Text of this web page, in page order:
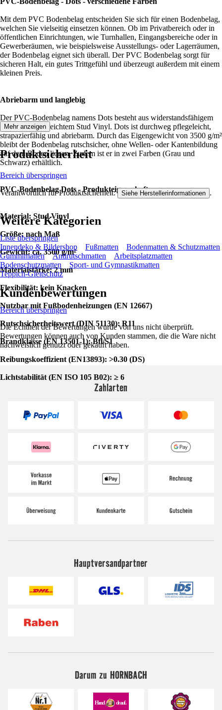
Mit dem PVC Bodenbelag entscheiden Sie sich für einen Bodenbelag,
welchen Sie vielseitig einsetzen können. Ob im Privatbereich oder in
öffentlichen Einrichtungen, wie Turnhallen, Eingangsbereiche oder in
Gewerberäumen, wie beispielsweise Ausstellungs- oder Lagerräumen,
der Bodenbelag eignet sich überall. Der PVC Bodenbelag sorgt für
sicheren Halt, ein gutes Trittgefühl und überzeugt außerdem mit einem
kleinen Preis.
Abriebarm und langlebig
Der PVC-Bodenbelag namens Dots besteht aus widerstandsfähigem
und sehr pflegeleichtem Stud Vinyl. Dots ist durchweg pflegeleicht,
strapazierfähig und abriebarm. Durch das Eigengewicht von 3500 g/m²
bleibt der Bodenbelag rutschsicher, ohne Wellen- oder Kantenbildung
auf dem Boden liegen. Zudem ist er in zwei Farben (Grau und
Schwarz) erhältlich.
PVC-Bodenbelag Dots - Produkteigenschaften:
Material: Stud Vinyl
Größe: nach Maß
Gewicht: ca. 3500 g/m²
Materialstärke: 2 mm
Flexibilität: kein Knacken
Nutzbar mit Fußbodenheizungen (EN 12667)
Rutschsicherheitswert (DIN 51130): R11
Brandklasse (EN 13501-1): Bfl/S1
Reibungskoeffizient (EN13893): >0.30 (DS)
Lichtstabilität (EN ISO 105 B02): ≥ 6
Mehr anzeigen
Produktsicherheit
Bereich überspringen
Verantwortlich für Produktsicherheit: Siehe Herstellerinformationen .
Weitere Kategorien
Liste überspringen
Innendeko & Bildershop
Fußmatten
Bodenmatten & Schutzmatten
Gummimatten
Antirutschmatten
Arbeitsplatzmatten
Bodenschutzmatten
Sport- und Gymnastikmatten
Teppich-Gleitschutz
Kundenbewertungen
Bereich überspringen
Die Echtheit der Bewertungen wurde von uns nicht überprüft.
Bewertungen können auch von Kunden stammen, die die Ware nicht
nachweislich genutzt oder gekauft haben.
Zahlarten
Hauptversandpartner
Darum zu HORNBACH